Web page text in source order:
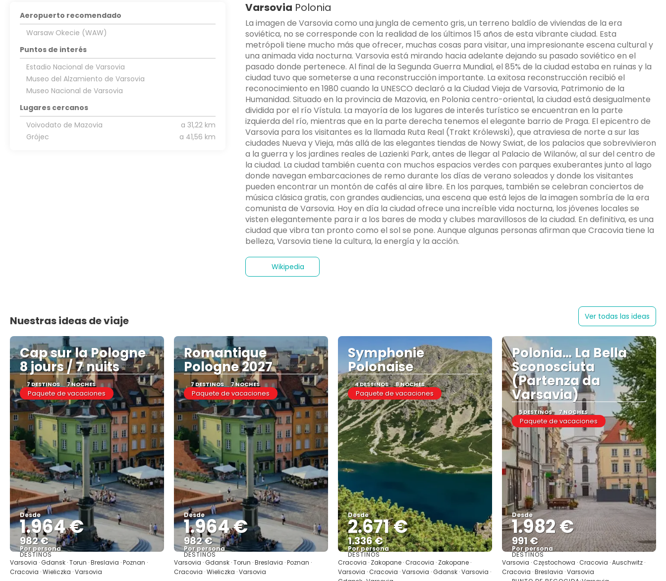
Varsovia Polonia
La imagen de Varsovia como una jungla de cemento gris, un terreno baldío de viviendas de la era
soviética, no se corresponde con la realidad de los últimos 15 años de esta vibrante ciudad. Esta
metrópoli tiene mucho más que ofrecer, muchas cosas para visitar, una impresionante escena cultural y
una animada vida nocturna. Varsovia está mirando hacia adelante dejando su pasado soviético en el
pasado donde pertenece. Al final de la Segunda Guerra Mundial, el 85% de la ciudad estaba en ruinas y la
ciudad tuvo que someterse a una reconstrucción importante. La exitosa reconstrucción recibió el
reconocimiento en 1980 cuando la UNESCO declaró a la Ciudad Vieja de Varsovia, Patrimonio de la
Humanidad. Situado en la provincia de Mazovia, en Polonia centro-oriental, la ciudad está desigualmente
dividida por el río Vístula. La mayoría de los lugares de interés turístico se encuentran en la parte
izquierda del río, mientras que en la parte derecha tenemos el elegante barrio de Praga. El epicentro de
Varsovia para los visitantes es la llamada Ruta Real (Trakt Królewski), que atraviesa de norte a sur las
ciudades Nueva y Vieja, más allá de las elegantes tiendas de Nowy Swiat, de los palacios que sobrevivieron
a la guerra y los jardines reales de Lazienki Park, antes de llegar al Palacio de Wilanów, al sur del centro de
la ciudad. La ciudad también cuenta con muchos espacios verdes con parques exuberantes junto al lago
donde navegan embarcaciones de remo durante los días de verano soleados y donde los visitantes
pueden encontrar un montón de cafés al aire libre. En los parques, también se celebran conciertos de
música clásica gratis, con grandes audiencias, una escena que está lejos de la imagen sombría de la era
comunista de Varsovia. Hoy en día la ciudad ofrece una increíble vida nocturna, los jóvenes locales se
visten elegantemente para ir a los bares de moda y clubes maravillosos de la ciudad. En definitiva, es una
ciudad que vibra tan pronto como el sol se pone. Aunque algunas personas afirman que Cracovia tiene la
belleza, Varsovia tiene la cultura, la energía y la acción.
Wikipedia
Aeropuerto recomendado
Warsaw Okecie (WAW)
Puntos de interés
Estadio Nacional de Varsovia
Museo del Alzamiento de Varsovia
Museo Nacional de Varsovia
Lugares cercanos
Voivodato de Mazovia
a 31,22 km
Grójec
a 41,56 km
Nuestras ideas de viaje Ver todas las ideas
Cap sur la Pologne
8 jours / 7 nuits
7 DESTINOS 7 NOCHES
Paquete de vacaciones
Desde
1.964 €
982 €
Por persona
Ver
DESTINOS
Varsovia · Gdansk · Torun · Breslavia · Poznan ·
Cracovia · Wieliczka · Varsovia
Romantique
Pologne 2027
7 DESTINOS 7 NOCHES
Paquete de vacaciones
Desde
1.964 €
982 €
Por persona
Ver
DESTINOS
Varsovia · Gdansk · Torun · Breslavia · Poznan ·
Cracovia · Wieliczka · Varsovia
Symphonie
Polonaise
4 DESTINOS 8 NOCHES
Paquete de vacaciones
Desde
2.671 €
1.336 €
Por persona
Ver
DESTINOS
Cracovia · Zakopane · Cracovia · Zakopane ·
Varsovia · Cracovia · Varsovia · Gdansk · Varsovia ·
Polonia… La Bella
Sconosciuta
(Partenza da
Varsavia)
5 DESTINOS 7 NOCHES
Paquete de vacaciones
Desde
1.982 €
991 €
Por persona
Ver
DESTINOS
Varsovia · Częstochowa · Cracovia · Auschwitz ·
Cracovia · Breslavia · Varsovia